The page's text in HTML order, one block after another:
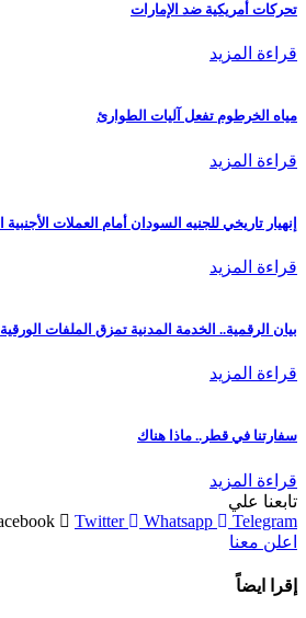
تحركات أمريكية ضد الإمارات
قراءة المزيد
مياه الخرطوم تفعل آليات الطوارئ
قراءة المزيد
إنهيار تاريخي للجنيه السودان أمام العملات الأجنبية
قراءة المزيد
بيان الرقمية.. الخدمة المدنية تمزق الملفات الورقية
قراءة المزيد
سفارتنا في قطر.. ماذا هناك
قراءة المزيد
تابعنا علي
Twitter Whatsapp
Telegram
اعلن معنا
إقرا ايضاً